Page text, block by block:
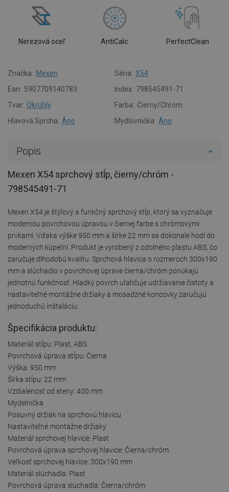
Nerezová oceľ AntiCalc PerfectClean
Značka: Mexen Séria: X54
Ean: 5907709140783 Index: 798545491-71
Tvar: Okrúhly Farba: Čierny/Chróm
Hlavová Sprcha: Áno Mydlovnička: Áno
Popis
Mexen X54 sprchový stĺp, čierny/chróm -
798545491-71
Mexen X54 je štýlový a funkčný sprchový stĺp, ktorý sa vyznačuje
modernou povrchovou úpravou v čiernej farbe s chrómovými
prvkami. Vďaka výške 950 mm a šírke 22 mm sa dokonale hodí do
moderných kúpeľní. Produkt je vyrobený z odolného plastu ABS, čo
zaručuje dlhodobú kvalitu. Sprchová hlavica o rozmeroch 300x190
mm a slúchadlo v povrchovej úprave čierna/chróm ponúkajú
jednotnú funkčnosť. Hladký povrch uľahčuje udržiavanie čistoty a
nastaviteľné montážne držiaky a mosadzné koncovky zaručujú
jednoduchú inštaláciu.
Špecifikácia produktu:
Materiál stĺpu: Plast, ABS
Povrchová úprava stĺpu: Čierna
Výška: 950 mm
Šírka stĺpu: 22 mm
Vzdialenosť od steny: 400 mm
Mydelnička
Posuvný držiak na sprchovú hlavicu
Nastaviteľné montážne držiaky
Materiál sprchovej hlavice: Plast
Povrchová úprava sprchovej hlavice: Čierna/chróm
Veľkosť sprchovej hlavice: 300x190 mm
Materiál slúchadla: Plast
Povrchová úprava slúchadla: Čierna/chróm